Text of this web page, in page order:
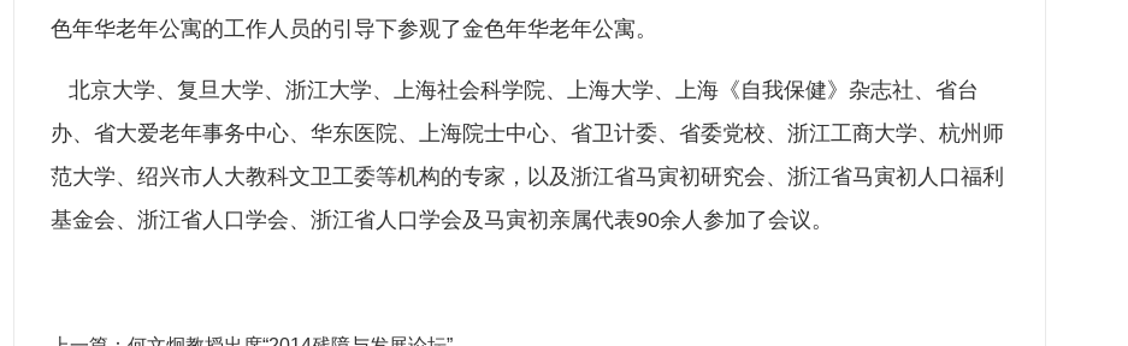
色年华老年公寓的工作人员的引导下参观了金色年华老年公寓。
北京大学、复旦大学、浙江大学、上海社会科学院、上海大学、上海《自我保健》杂志社、省台
办、省大爱老年事务中心、华东医院、上海院士中心、省卫计委、省委党校、浙江工商大学、杭州师
范大学、绍兴市人大教科文卫工委等机构的专家，以及浙江省马寅初研究会、浙江省马寅初人口福利
基金会、浙江省人口学会、浙江省人口学会及马寅初亲属代表90余人参加了会议。